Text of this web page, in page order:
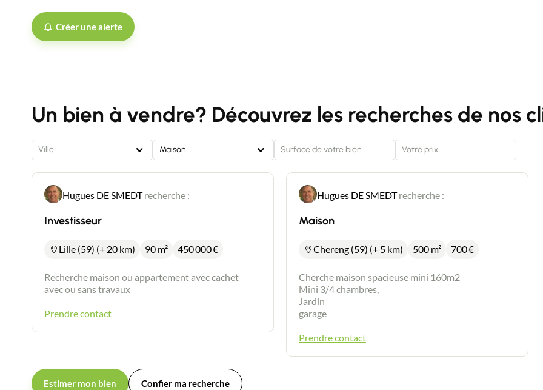
Créer une alerte
Un bien à vendre? Découvrez les recherches de nos
Ville Maison
Hugues DE SMEDTrecherche :
Investisseur
Lille (59) (+ 20 km) 90 m² 450 000€
Recherche maison ou appartement avec cachet
avec ou sans travaux
Prendre contact
Hugues DE SMEDTrecherche :
Maison
Chereng (59) (+ 5 km) 500 m² 700€
Cherche maison spacieuse mini 160m2
Mini 3/4 chambres,
Jardin
garage
Prendre contact
Estimer mon bien Confier ma recherche